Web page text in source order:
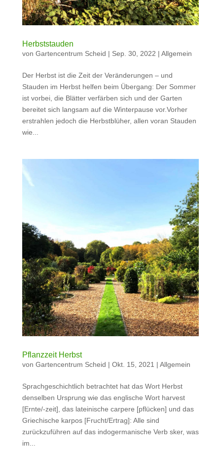
Herbststauden
von Gartencentrum Scheid | Sep. 30, 2022 | Allgemein
Der Herbst ist die Zeit der Veränderungen – und
Stauden im Herbst helfen beim Übergang: Der Sommer
ist vorbei, die Blätter verfärben sich und der Garten
bereitet sich langsam auf die Winterpause vor.Vorher
erstrahlen jedoch die Herbstblüher, allen voran Stauden
wie...
Pflanzzeit Herbst
von Gartencentrum Scheid | Okt. 15, 2021 | Allgemein
Sprachgeschichtlich betrachtet hat das Wort Herbst
denselben Ursprung wie das englische Wort harvest
[Ernte/-zeit], das lateinische carpere [pflücken] und das
Griechische karpos [Frucht/Ertrag]: Alle sind
zurückzuführen auf das indogermanische Verb sker, was
im...